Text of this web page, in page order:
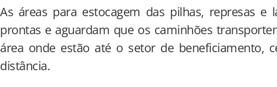
As áreas para estocagem das pilhas, represas e
prontas e aguardam que os caminhões
área onde estão até o setor de beneficiamento,
distância.